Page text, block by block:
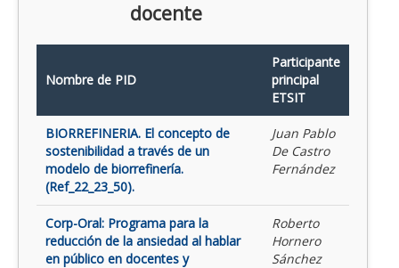
docente
Nombre de PID
Participante
principal
ETSIT
BIORREFINERIA. El concepto de
sostenibilidad a través de un
modelo de biorrefinería.
(Ref_22_23_50).
Juan Pablo
De Castro
Fernández
Corp-Oral: Programa para la
reducción de la ansiedad al hablar
en público en docentes y
Roberto
Hornero
Sánchez